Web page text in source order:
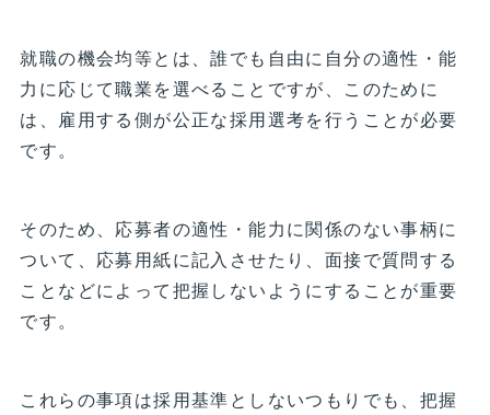
就職の機会均等とは、誰でも自由に自分の適性・能
力に応じて職業を選べることですが、このために
は、雇用する側が公正な採用選考を行うことが必要
です。
そのため、応募者の適性・能力に関係のない事柄に
ついて、応募用紙に記入させたり、面接で質問する
ことなどによって把握しないようにすることが重要
です。
これらの事項は採用基準としないつもりでも、把握